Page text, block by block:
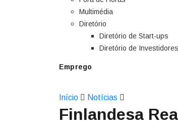
Multimédia
Diretório
Diretório de Start-ups
Diretório de Investidores
Emprego
Início Notícias
Finlandesa